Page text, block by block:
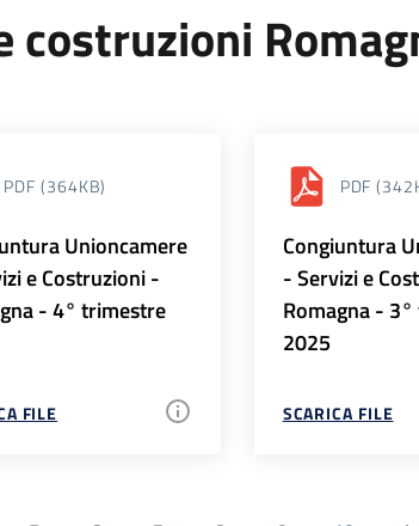
costruzioni
PDF (364KB)
Unioncamere
e Costruzioni -
- 4° trimestre
FILE
PDF
Congiuntura
- Servizi e
Romagna -
2025
SCARICA FILE